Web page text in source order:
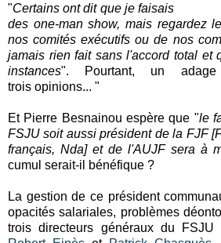
"Certains ont dit que je faisais
des one-man show, mais regardez
nos comités exécutifs ou de nos
jamais rien fait sans l'accord total et
instances". Pourtant, un
trois opinions... "
Et Pierre Besnainou espère que "le
FSJU soit aussi président de la FJF
français, Nda] et de l'AUJF sera à
cumul serait-il bénéfique ?
La gestion de ce président
opacités salariales, problèmes
trois directeurs généraux du FSJU